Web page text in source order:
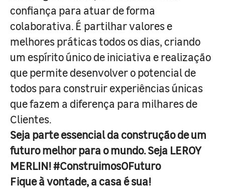
confiança para atuar de forma
colaborativa. É partilhar valores e
melhores práticas todos os dias, criando
um espírito único de iniciativa e realização
que permite desenvolver o potencial de
todos para construir experiências únicas
que fazem a diferença para milhares de
Clientes.
Seja parte essencial da construção de um
futuro melhor para o mundo. Seja LEROY
MERLIN! #ConstruimosOFuturo
Fique à vontade, a casa é sua!